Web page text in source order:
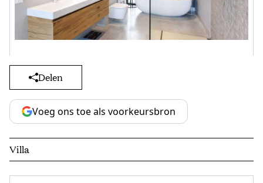
Delen
Voeg ons toe als voorkeursbron
Villa